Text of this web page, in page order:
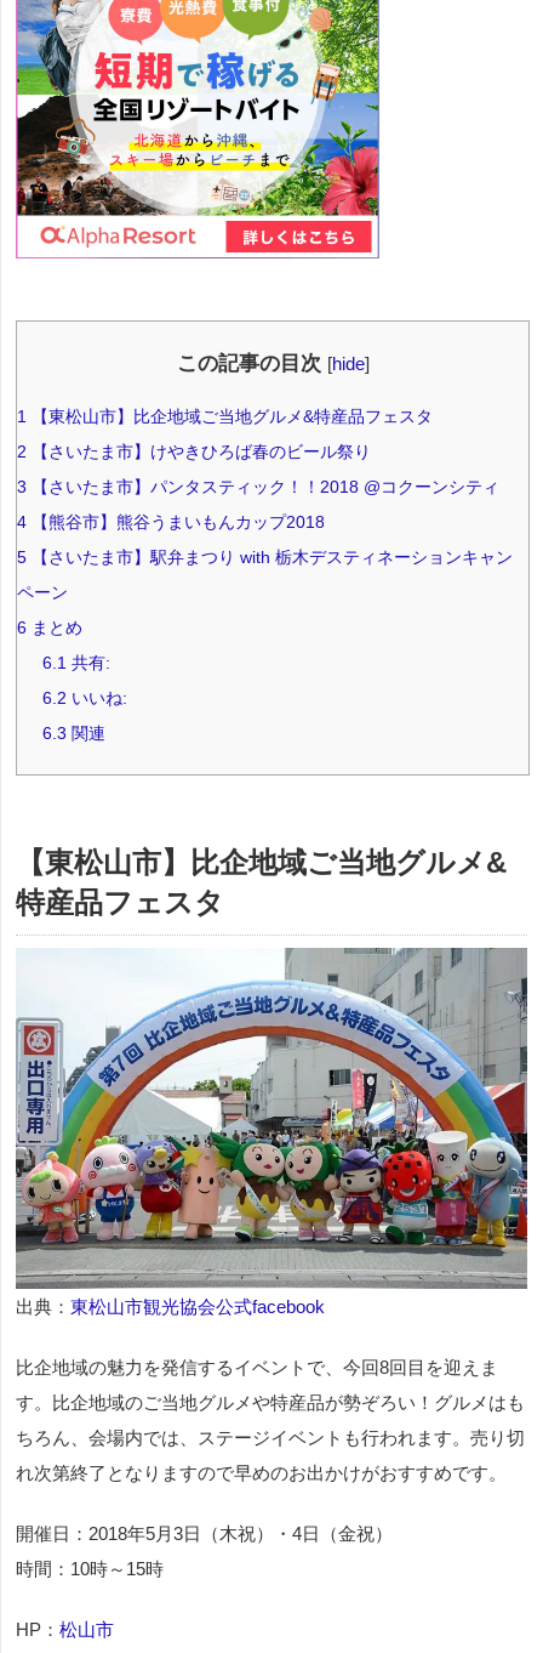
この記事の目次 [hide]
1
【東松山市】比企地域ご当地グルメ&特産品フェスタ
2 【さいたま市】けやきひろば春のビール祭り
3 【さいたま市】パンタスティック！！2018 @コクーンシティ
4 【熊谷市】熊谷うまいもんカップ2018
5 【さいたま市】駅弁まつり with 栃木デスティネーションキャン
ペーン
6 まとめ
6.1 共有:
6.2 いいね:
6.3 関連
【東松山市】比企地域ご当地グルメ&
特産品フェスタ
出典： 東松山市観光協会公式facebook
比企地域の魅力を発信するイベントで、今回8回目を迎えま
す。比企地域のご当地グルメや特産品が勢ぞろい！グルメはも
ちろん、会場内では、ステージイベントも行われます。売り切
れ次第終了となりますので早めのお出かけがおすすめです。
開催日：2018年5月3日（木祝）・4日（金祝）
時間：10時～15時
HP： 松山市